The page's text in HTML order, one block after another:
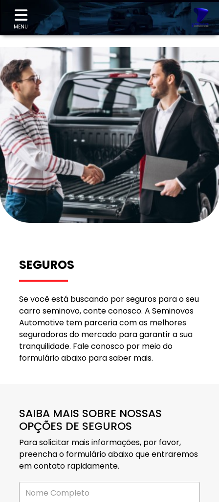
MENU
SEGUROS
Se você está buscando por seguros para o seu
carro seminovo, conte conosco. A Seminovos
Automotive tem parceria com as melhores
seguradoras do mercado para garantir a sua
tranquilidade. Fale conosco por meio do
formulário abaixo para saber mais.
SAIBA MAIS SOBRE NOSSAS
OPÇÕES DE SEGUROS
Para solicitar mais informações, por favor,
preencha o formulário abaixo que entraremos
em contato rapidamente.